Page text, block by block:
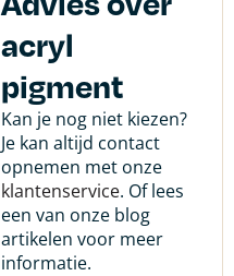
acryl
pigment
Kan je nog niet kiezen?
Je kan altijd contact
opnemen met onze
klantenservice. Of lees
een van onze blog
artikelen voor meer
informatie.